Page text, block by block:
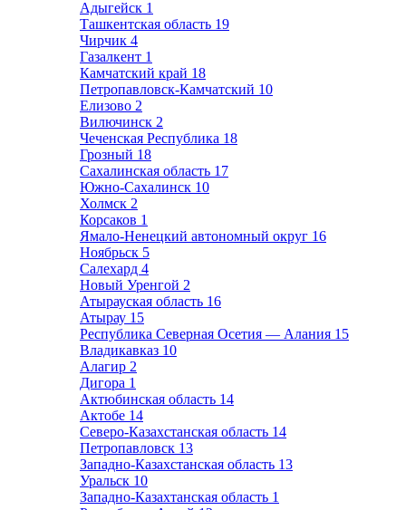
Адыгейск 1
Ташкентская область 19
Чирчик 4
Газалкент 1
Камчатский край 18
Петропавловск-Камчатский 10
Елизово 2
Вилючинск 2
Чеченская Республика 18
Грозный 18
Сахалинская область 17
Южно-Сахалинск 10
Холмск 2
Корсаков 1
Ямало-Ненецкий автономный округ 16
Ноябрьск 5
Салехард 4
Новый Уренгой 2
Атырауская область 16
Атырау 15
Республика Северная Осетия — Алания 15
Владикавказ 10
Алагир 2
Дигора 1
Актюбинская область 14
Актобе 14
Северо-Казахстанская область 14
Петропавловск 13
Западно-Казахстанская область 13
Уральск 10
Западно-Казахтанская область 1